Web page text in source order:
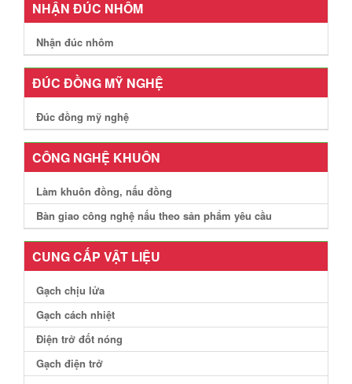
NHẬN ĐÚC NHÔM
Nhận đúc nhôm
ĐÚC ĐỒNG MỸ NGHỆ
Đúc đồng mỹ nghệ
CÔNG NGHỆ KHUÔN
Làm khuôn đồng, nấu đồng
Bàn giao công nghệ nấu theo sản phẩm yêu cầu
CUNG CẤP VẬT LIỆU
Gạch chịu lửa
Gạch cách nhiệt
Điện trở đốt nóng
Gạch điện trở